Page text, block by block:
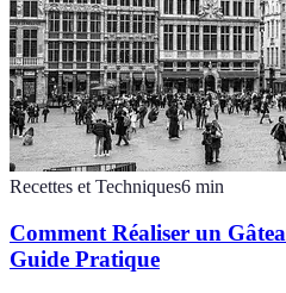
Recettes et Techniques6 min
Comment Réaliser un
Guide Pratique